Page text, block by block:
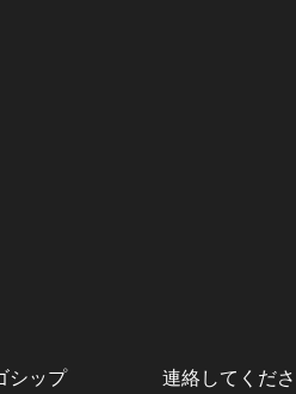
シップ 連絡してくだ